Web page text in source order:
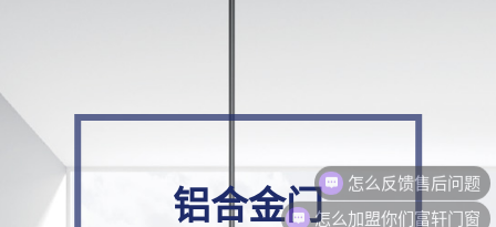
铝合金门怎么加盟你们富轩门窗
怎么反馈售后问题